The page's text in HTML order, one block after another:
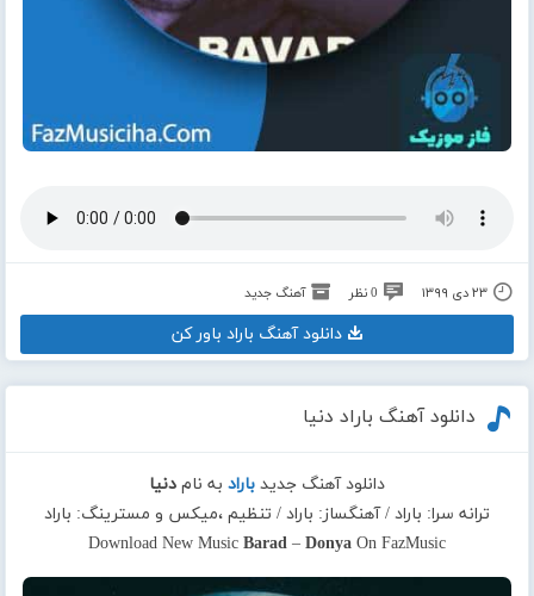
۲۳ دی ۱۳۹۹ 0 نظر آهنگ جدید
دانلود آهنگ باراد باور کن
دانلود آهنگ باراد دنیا
دانلود آهنگ جدید باراد به نام دنیا
ترانه سرا: باراد / آهنگساز: باراد / تنظیم ،میکس و مسترینگ: باراد
Download New Music Barad – Donya On FazMusic